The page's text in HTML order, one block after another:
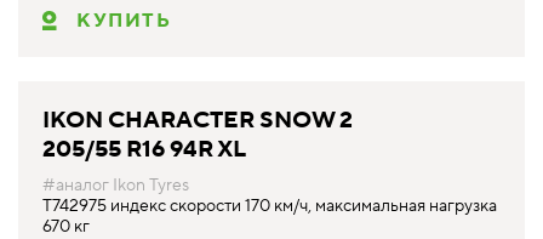
КУПИТЬ
IKON CHARACTER SNOW 2
205/55 R16 94R XL
#аналог Ikon Tyres
T742975 индекс скорости 170 км/ч, максимальная нагрузка
670 кг